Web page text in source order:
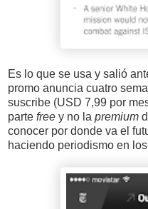
Es lo que se usa y salió
promo anuncia cuatro
suscribe (USD 7,99 por
parte free y no la premium
conocer por donde va el
haciendo periodismo en